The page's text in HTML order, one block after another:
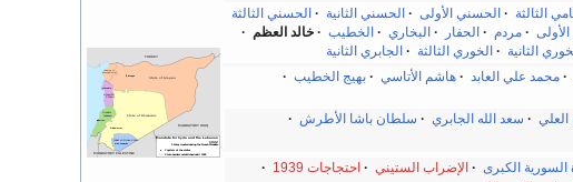
الثالثة · الحسني الأولى · الحسني الثانية · الحسني الثالثة
الأولى · مردم · الحفار · البخاري · الخطيب · خالد العظم ·
الثانية · الخوري الثالثة · الجابري الثانية
· محمد علي العابد · هاشم الأتاسي · بهيج الخطيب ·
· سعد الله الجابري · سلطان باشا الأطرش ·
السورية الكبرى · الإضراب الستيني · احتجاجات 1939
·